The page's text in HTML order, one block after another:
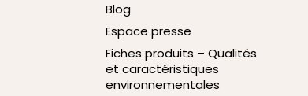
Blog
Espace presse
Fiches produits – Qualités
et caractéristiques
environnementales